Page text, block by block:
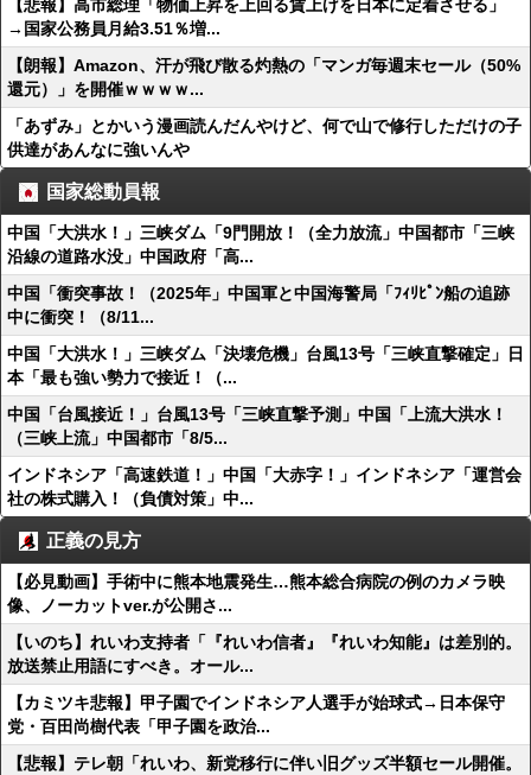
【悲報】高市総理「物価上昇を上回る賃上げを日本に定着させる」
→国家公務員月給3.51％増...
【朗報】Amazon、汗が飛び散る灼熱の「マンガ毎週末セール（50%
還元）」を開催ｗｗｗｗ...
「あずみ」とかいう漫画読んだんやけど、何で山で修行しただけの子
供達があんなに強いんや
国家総動員報
中国「大洪水！」三峡ダム「9門開放！（全力放流」中国都市「三峡
沿線の道路水没」中国政府「高...
中国「衝突事故！（2025年」中国軍と中国海警局「ﾌｨﾘﾋﾟﾝ船の追跡
中に衝突！（8/11...
中国「大洪水！」三峡ダム「決壊危機」台風13号「三峡直撃確定」日
本「最も強い勢力で接近！（...
中国「台風接近！」台風13号「三峡直撃予測」中国「上流大洪水！
（三峡上流」中国都市「8/5...
インドネシア「高速鉄道！」中国「大赤字！」インドネシア「運営会
社の株式購入！（負債対策」中...
正義の見方
【必見動画】手術中に熊本地震発生…熊本総合病院の例のカメラ映
像、ノーカットver.が公開さ...
【いのち】れいわ支持者「『れいわ信者』『れいわ知能』は差別的。
放送禁止用語にすべき。オール...
【カミツキ悲報】甲子園でインドネシア人選手が始球式→日本保守
党・百田尚樹代表「甲子園を政治...
【悲報】テレ朝「れいわ、新党移行に伴い旧グッズ半額セール開催。